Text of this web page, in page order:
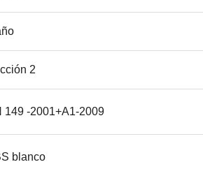
2
149 -2001+A1-2009
blanco